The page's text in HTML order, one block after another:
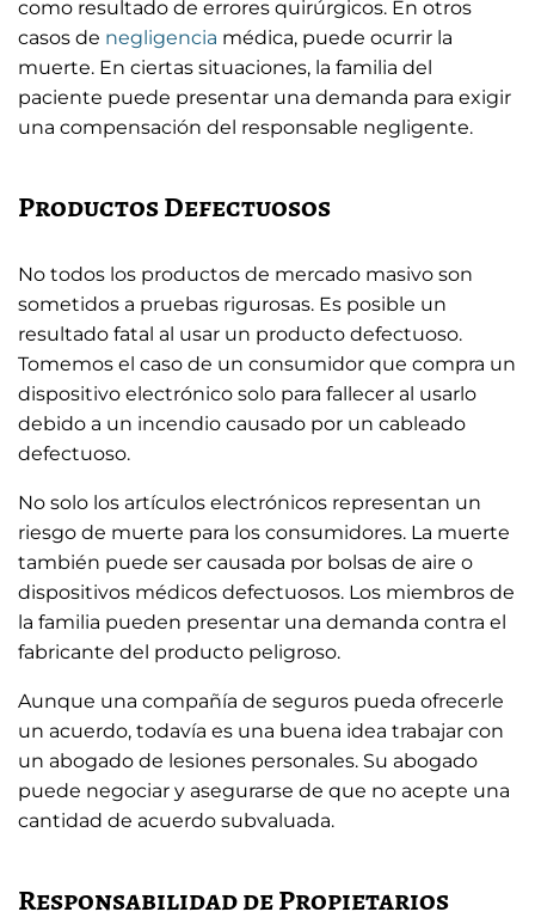
como resultado de errores quirúrgicos. En otros
casos de negligencia médica, puede ocurrir la
muerte. En ciertas situaciones, la familia del
paciente puede presentar una demanda para exigir
una compensación del responsable negligente.
Productos Defectuosos
No todos los productos de mercado masivo son
sometidos a pruebas rigurosas. Es posible un
resultado fatal al usar un producto defectuoso.
Tomemos el caso de un consumidor que compra un
dispositivo electrónico solo para fallecer al usarlo
debido a un incendio causado por un cableado
defectuoso.
No solo los artículos electrónicos representan un
riesgo de muerte para los consumidores. La muerte
también puede ser causada por bolsas de aire o
dispositivos médicos defectuosos. Los miembros de
la familia pueden presentar una demanda contra el
fabricante del producto peligroso.
Aunque una compañía de seguros pueda ofrecerle
un acuerdo, todavía es una buena idea trabajar con
un abogado de lesiones personales. Su abogado
puede negociar y asegurarse de que no acepte una
cantidad de acuerdo subvaluada.
Responsabilidad de Propietarios